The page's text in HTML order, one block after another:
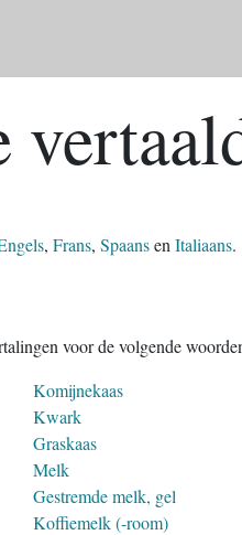
, Frans, Spaansen Italiaans.
voor de volgende
Komijnekaas
Kwark
Graskaas
Melk
Gestremde melk, gel
Koffiemelk (-room)